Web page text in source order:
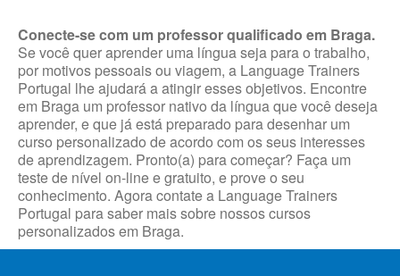
Conecte-se com um professor qualificado em Braga.
Se você quer aprender uma língua seja para o trabalho,
por motivos pessoais ou viagem, a Language Trainers
Portugal lhe ajudará a atingir esses objetivos. Encontre
em Braga um professor nativo da língua que você deseja
aprender, e que já está preparado para desenhar um
curso personalizado de acordo com os seus interesses
de aprendizagem. Pronto(a) para começar? Faça um
teste de nível on-line e gratuito, e prove o seu
conhecimento. Agora contate a Language Trainers
Portugal para saber mais sobre nossos cursos
personalizados em Braga.